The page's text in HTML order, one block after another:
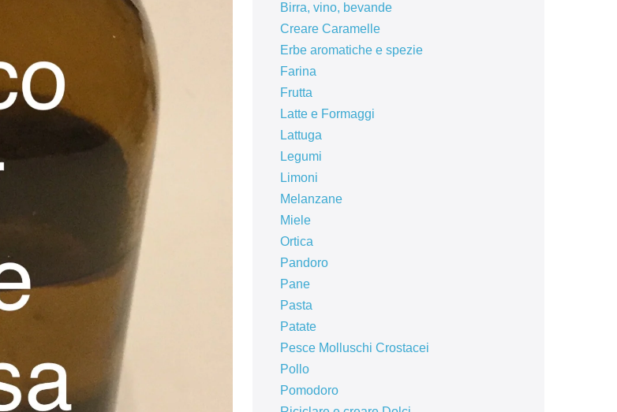
Birra, vino, bevande
Creare Caramelle
Erbe aromatiche e spezie
Farina
Frutta
Latte e Formaggi
Lattuga
Legumi
Limoni
Melanzane
Miele
Ortica
Pandoro
Pane
Pasta
Patate
Pesce Molluschi Crostacei
Pollo
Pomodoro